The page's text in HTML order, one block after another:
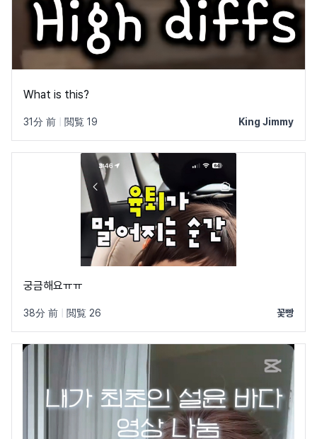
What is this?
31分 前 閲覧 19 King Jimmy
궁금해요ㅠㅠ
38分 前 閲覧 26 꽃빵